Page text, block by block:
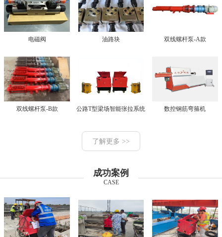
电磁阀 油路块 双线螺杆泵-A款
双线螺杆泵-B款 公路T型梁场智能张拉系统 数控钢筋弯箍机
了解更多 >>
成功案例
CASE